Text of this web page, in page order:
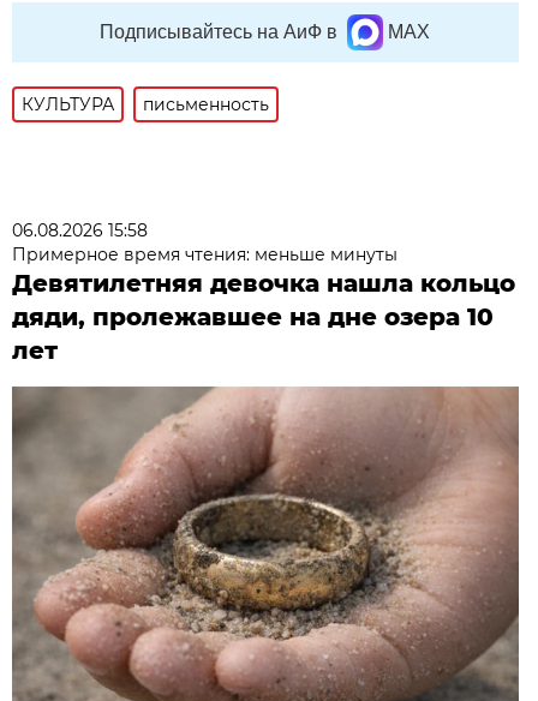
Подписывайтесь на АиФ в MAX
КУЛЬТУРА письменность
06.08.2026 15:58
Примерное время чтения: меньше минуты
Девятилетняя девочка нашла кольцо
дяди, пролежавшее на дне озера 10
лет